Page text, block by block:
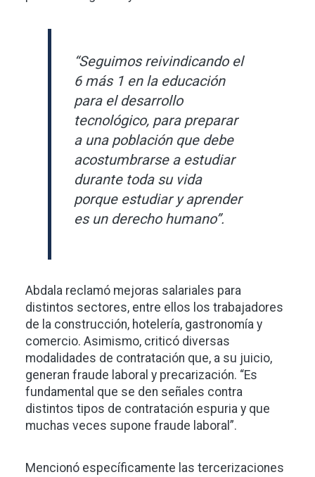
“Seguimos reivindicando el
6 más 1 en la educación
para el desarrollo
tecnológico, para preparar
a una población que debe
acostumbrarse a estudiar
durante toda su vida
porque estudiar y aprender
es un derecho humano”.
Abdala reclamó mejoras salariales para
distintos sectores, entre ellos los trabajadores
de la construcción, hotelería, gastronomía y
comercio. Asimismo, criticó diversas
modalidades de contratación que, a su juicio,
generan fraude laboral y precarización. “Es
fundamental que se den señales contra
distintos tipos de contratación espuria y que
muchas veces supone fraude laboral”.
Mencionó específicamente las tercerizaciones